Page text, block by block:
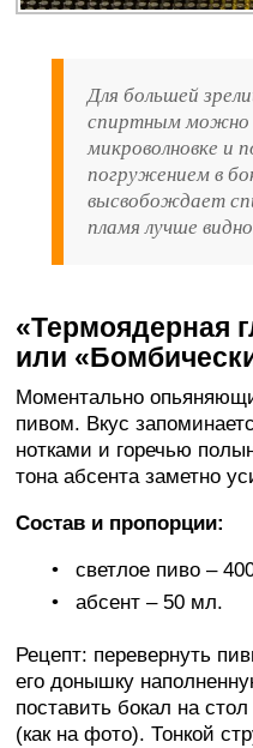
Для большей
спиртным можно
микроволновке и
погружением в
высвобождает
пламя лучше
«Термоядерная
или
Моментально
пивом. Вкус
нотками и горечью
тона абсента заметно
Состав и пропорции:
светлое пиво –
абсент – 50 мл.
Рецепт: перевернуть
его донышку
поставить бокал на
(как на фото). Тонкой